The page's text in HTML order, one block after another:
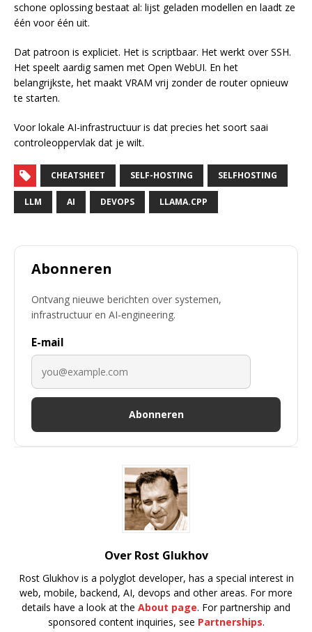
schone oplossing bestaat al: lijst geladen modellen en laadt ze
één voor één uit.
Dat patroon is expliciet. Het is scriptbaar. Het werkt over SSH.
Het speelt aardig samen met Open WebUI. En het
belangrijkste, het maakt VRAM vrij zonder de router opnieuw
te starten.
Voor lokale AI-infrastructuur is dat precies het soort saai
controleoppervlak dat je wilt.
CHEATSHEET SELF-HOSTING SELFHOSTING
LLM AI DEVOPS LLAMA.CPP
Abonneren
Ontvang nieuwe berichten over systemen,
infrastructuur en AI-engineering.
E-mail
Abonneren
Over Rost Glukhov
Rost Glukhov is a polyglot developer, has a special interest in
web, mobile, backend, AI, devops and other areas. For more
details have a look at the About page. For partnership and
sponsored content inquiries, see Partnerships.